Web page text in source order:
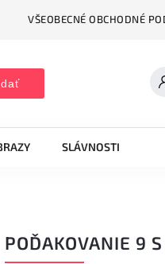
VŠEOBECNÉ OBCHODNÉ
SLÁVNOSTI
POĎAKOVANIE 9